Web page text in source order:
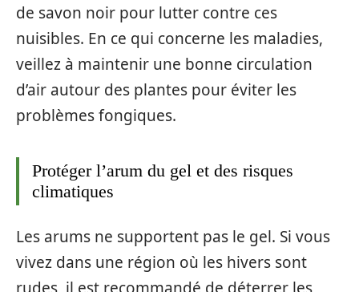
de savon noir pour lutter contre ces
nuisibles. En ce qui concerne les maladies,
veillez à maintenir une bonne circulation
d’air autour des plantes pour éviter les
problèmes fongiques.
Protéger l’arum du gel et des risques
climatiques
Les arums ne supportent pas le gel. Si vous
vivez dans une région où les hivers sont
rudes, il est recommandé de déterrer les